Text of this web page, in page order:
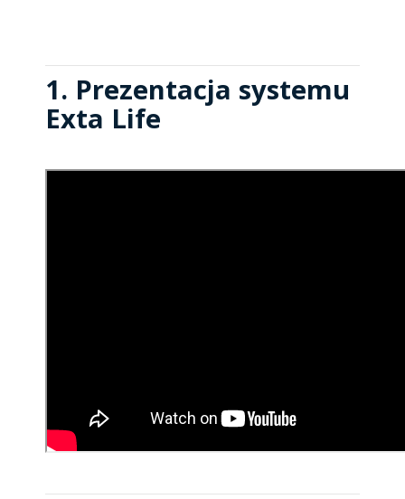
1. Prezentacja systemu
Exta Life